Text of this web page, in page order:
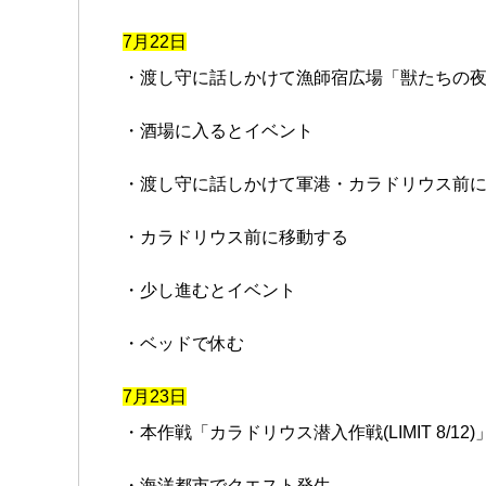
7月22日
・渡し守に話しかけて漁師宿広場「獣たちの
・酒場に入るとイベント
・渡し守に話しかけて軍港・カラドリウス前
・カラドリウス前に移動する
・少し進むとイベント
・ベッドで休む
7月23日
・本作戦「カラドリウス潜入作戦(LIMIT 8/12)